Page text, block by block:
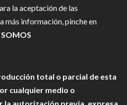
la aceptación de las
más información, pinche en
total o parcial de esta
cualquier medio o